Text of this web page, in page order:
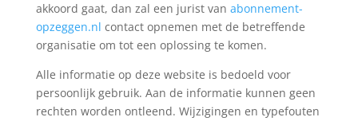
akkoord gaat, dan zal een jurist van abonnement-
opzeggen.nl contact opnemen met de betreffende
organisatie om tot een oplossing te komen.
Alle informatie op deze website is bedoeld voor
persoonlijk gebruik. Aan de informatie kunnen geen
rechten worden ontleend. Wijzigingen en typefouten